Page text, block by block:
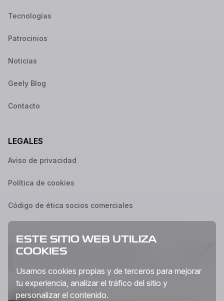
Tecnologías
Patrocinios
Noticias
Geely Blog
Contacto
LEGALES
Aviso de privacidad
Política de cookies
Código de ética socios comerciales
ESTE SITIO WEB UTILIZA
COOKIES
Usamos cookies propias y de terceros para mejorar
tu experiencia, analizar el tráfico del sitio y
personalizar el contenido.